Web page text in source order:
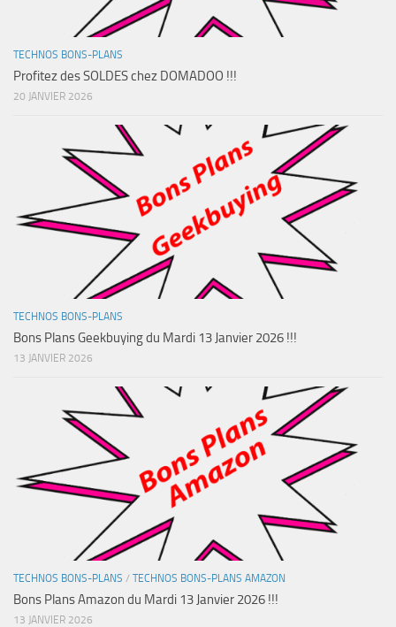
TECHNOS BONS-PLANS
Profitez des SOLDES chez DOMADOO !!!
20 JANVIER 2026
TECHNOS BONS-PLANS
Bons Plans Geekbuying du Mardi 13 Janvier 2026 !!!
13 JANVIER 2026
TECHNOS BONS-PLANS / TECHNOS BONS-PLANS AMAZON
Bons Plans Amazon du Mardi 13 Janvier 2026 !!!
13 JANVIER 2026